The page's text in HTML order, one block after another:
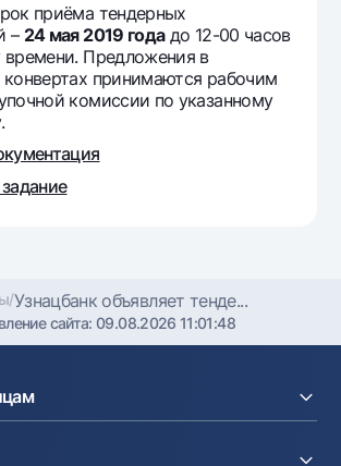
приёма тендерных
– 24 мая 2019 годадо 12-00 часов
времени. Предложения в
конвертах принимаются рабочим
комиссии по указанному
/Узнацбанк объявляет тенде...
сайта:09.08.2026 11:01:48